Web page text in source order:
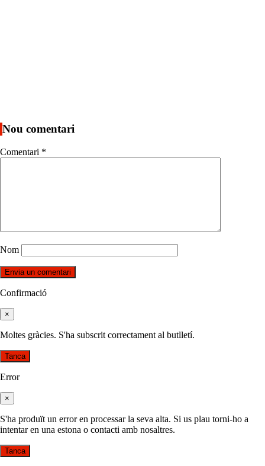
Nou comentari
Comentari *
Nom
Confirmació
×
Moltes gràcies. S'ha subscrit correctament al butlletí.
Tanca
Error
×
S'ha produït un error en processar la seva alta. Si us plau torni-ho a
intentar en una estona o contacti amb nosaltres.
Tanca